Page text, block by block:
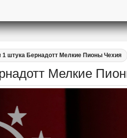
1 штука Бернадотт Мелкие Пионы Чехия
Мелкие